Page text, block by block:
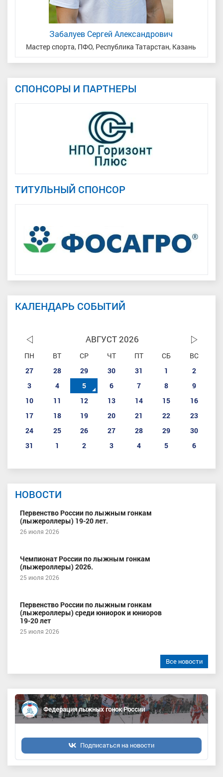
Забалуев Сергей Александрович
Мастер спорта, ПФО, Республика Татарстан, Казань
СПОНСОРЫ И ПАРТНЕРЫ
ТИТУЛЬНЫЙ СПОНСОР
КАЛЕНДАРЬ СОБЫТИЙ
АВГУСТ 2026
ПН ВТ СР ЧТ ПТ СБ
ВС
27
28 29 30 31 1
2
3
4 5 6 7 8
9
10
11 12 13 14 15
16
17
18 19 20 21 22
23
24
25 26 27 28 29
30
31
1 2 3 4 5 6
НОВОСТИ
Первенство России по лыжным гонкам
(лыжероллеры) 19-20 лет.
26 июля 2026
Чемпионат России по лыжным гонкам
(лыжероллеры) 2026.
25 июля 2026
Первенство России по лыжным гонкам
(лыжероллеры) среди юниорок и юниоров
19-20 лет
25 июля 2026
Все новости
Федерация лыжных гонок России
Подписаться на новости